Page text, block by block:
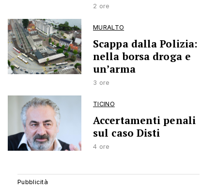
2 ore
MURALTO
Scappa dalla Polizia:
nella borsa droga e
un’arma
3 ore
TICINO
Accertamenti penali
sul caso Disti
4 ore